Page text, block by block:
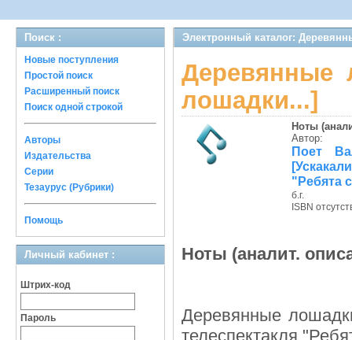
Поиск :
Новые поступления
Простой поиск
Расширенный поиск
Поиск одной строкой
Авторы
Издательства
Серии
Тезаурус (Рубрики)
Помощь
Личный кабинет :
Штрих-код
Пароль
Электронный каталог:
Деревянные
лошадки...]
Ноты
Автор:
Поет
"Ребята
б.г.
ISBN
Ноты (аналит.
Деревянные
телеспектакля